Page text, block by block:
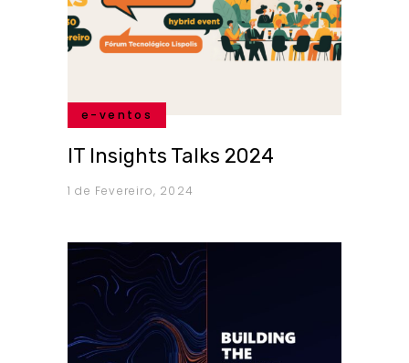
e-ventos
IT Insights Talks 2024
1 de Fevereiro, 2024